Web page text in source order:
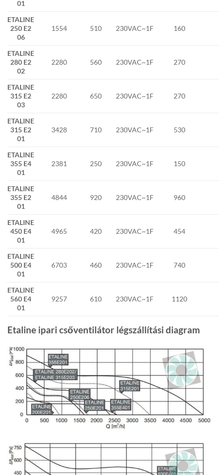
01
ETALINE
250 E2
06
1554 510 230VAC~1F 160
ETALINE
280 E2
02
2280 560 230VAC~1F 270
ETALINE
315 E2
03
2280 650 230VAC~1F 270
ETALINE
315 E2
01
3428 710 230VAC~1F 530
ETALINE
355 E4
01
2381 250 230VAC~1F 150
ETALINE
355 E2
01
4844 920 230VAC~1F 960
ETALINE
450 E4
01
4965 420 230VAC~1F 454
ETALINE
500 E4
01
6703 460 230VAC~1F 740
ETALINE
560 E4
01
9257 610 230VAC~1F 1120
Etaline ipari csőventilátor légszállítási diagram